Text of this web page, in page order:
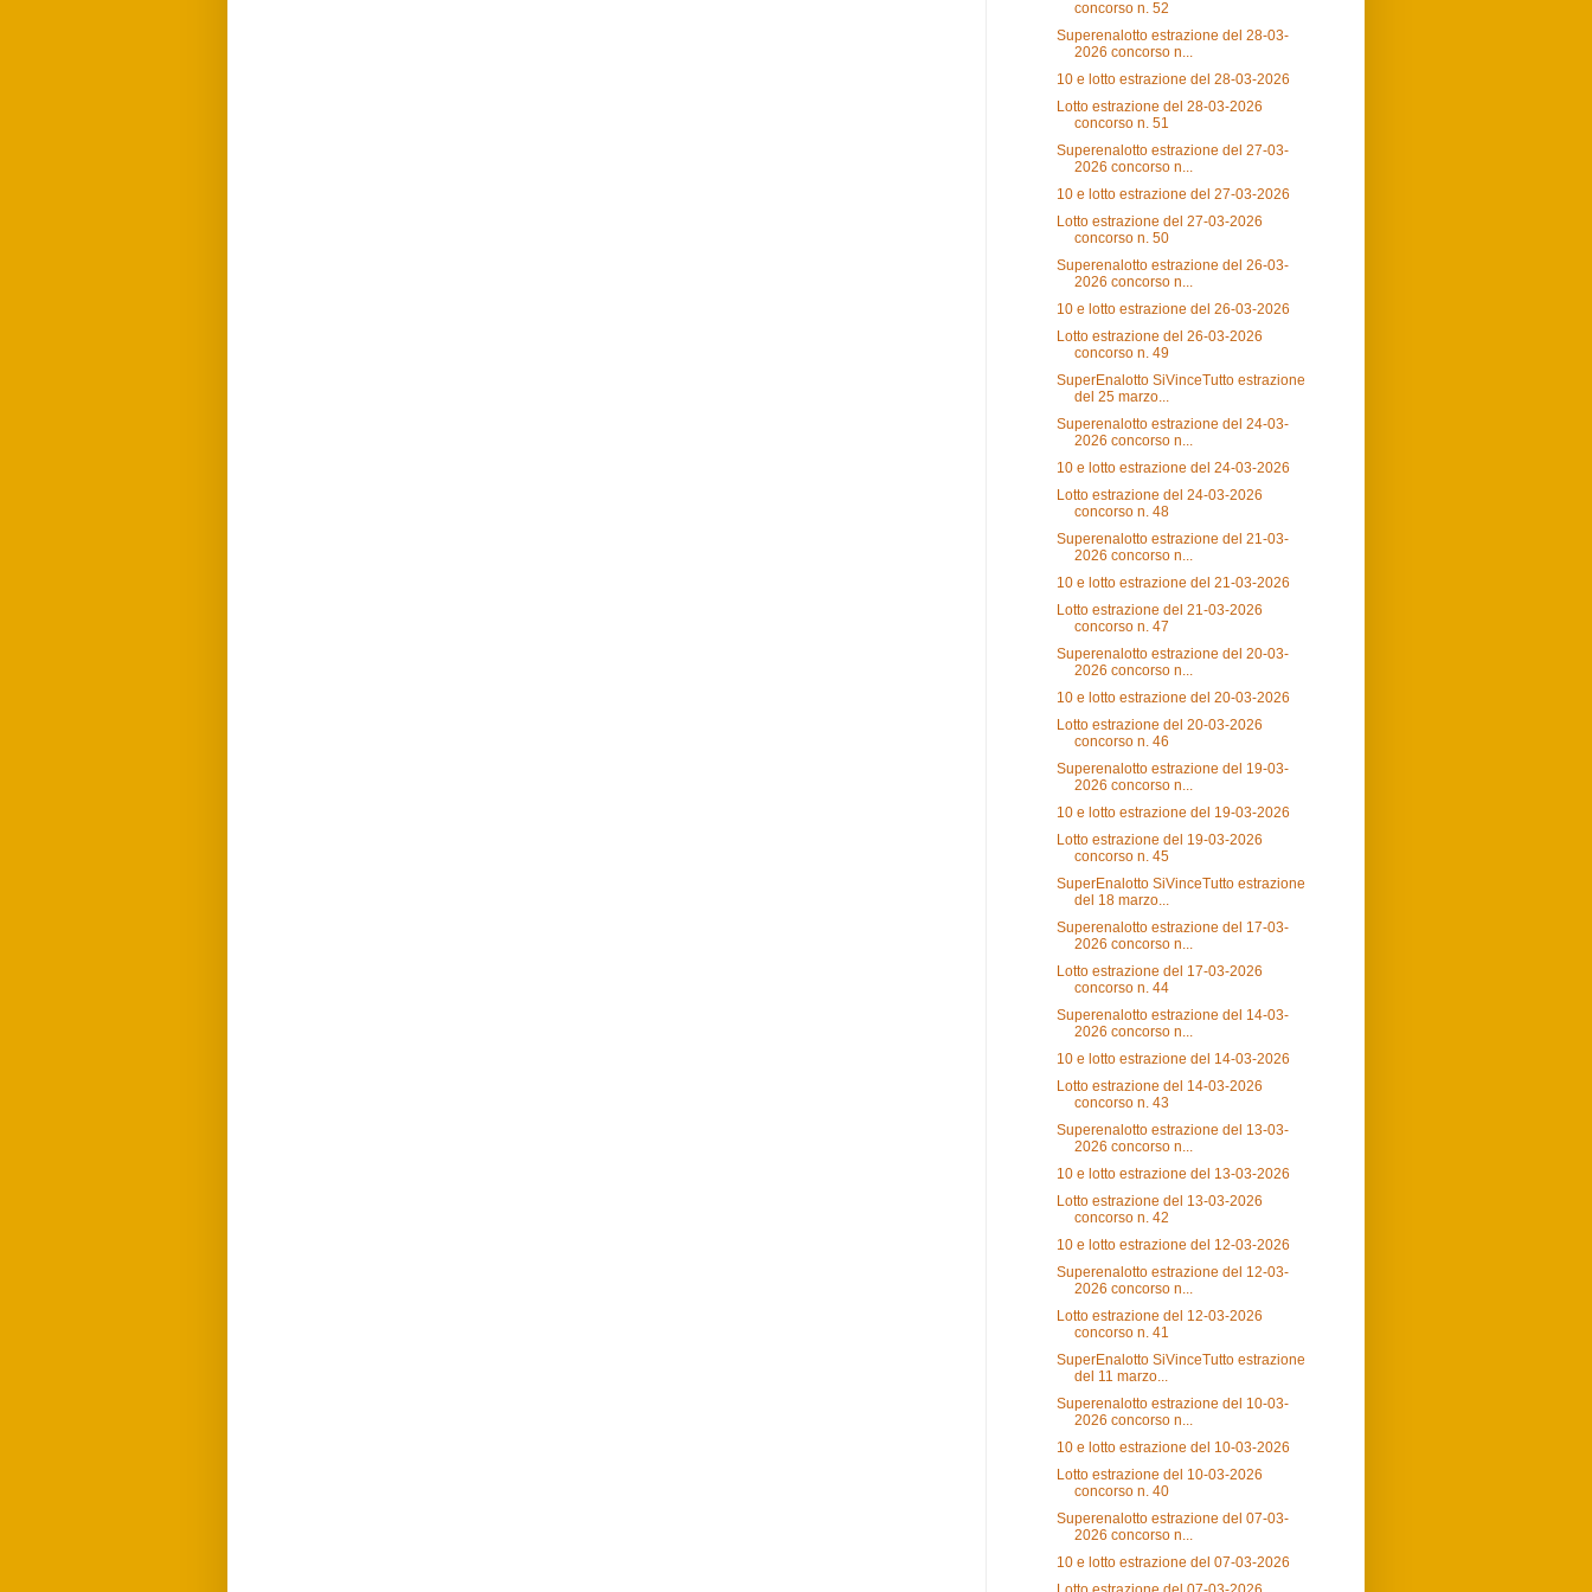
concorso n. 52
Superenalotto estrazione del 28-03-
2026 concorso n...
10 e lotto estrazione del 28-03-2026
Lotto estrazione del 28-03-2026
concorso n. 51
Superenalotto estrazione del 27-03-
2026 concorso n...
10 e lotto estrazione del 27-03-2026
Lotto estrazione del 27-03-2026
concorso n. 50
Superenalotto estrazione del 26-03-
2026 concorso n...
10 e lotto estrazione del 26-03-2026
Lotto estrazione del 26-03-2026
concorso n. 49
SuperEnalotto SiVinceTutto estrazione
del 25 marzo...
Superenalotto estrazione del 24-03-
2026 concorso n...
10 e lotto estrazione del 24-03-2026
Lotto estrazione del 24-03-2026
concorso n. 48
Superenalotto estrazione del 21-03-
2026 concorso n...
10 e lotto estrazione del 21-03-2026
Lotto estrazione del 21-03-2026
concorso n. 47
Superenalotto estrazione del 20-03-
2026 concorso n...
10 e lotto estrazione del 20-03-2026
Lotto estrazione del 20-03-2026
concorso n. 46
Superenalotto estrazione del 19-03-
2026 concorso n...
10 e lotto estrazione del 19-03-2026
Lotto estrazione del 19-03-2026
concorso n. 45
SuperEnalotto SiVinceTutto estrazione
del 18 marzo...
Superenalotto estrazione del 17-03-
2026 concorso n...
Lotto estrazione del 17-03-2026
concorso n. 44
Superenalotto estrazione del 14-03-
2026 concorso n...
10 e lotto estrazione del 14-03-2026
Lotto estrazione del 14-03-2026
concorso n. 43
Superenalotto estrazione del 13-03-
2026 concorso n...
10 e lotto estrazione del 13-03-2026
Lotto estrazione del 13-03-2026
concorso n. 42
10 e lotto estrazione del 12-03-2026
Superenalotto estrazione del 12-03-
2026 concorso n...
Lotto estrazione del 12-03-2026
concorso n. 41
SuperEnalotto SiVinceTutto estrazione
del 11 marzo...
Superenalotto estrazione del 10-03-
2026 concorso n...
10 e lotto estrazione del 10-03-2026
Lotto estrazione del 10-03-2026
concorso n. 40
Superenalotto estrazione del 07-03-
2026 concorso n...
10 e lotto estrazione del 07-03-2026